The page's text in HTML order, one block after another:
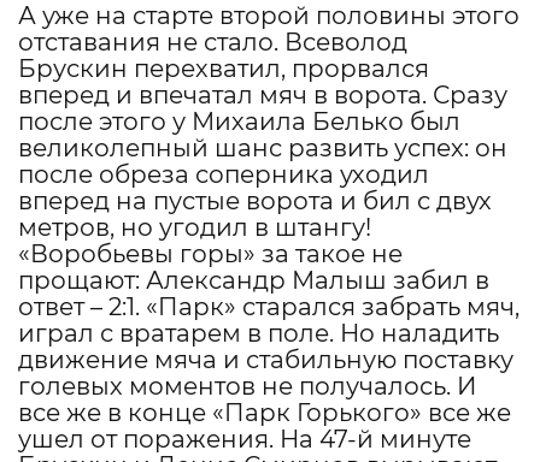
А уже на старте второй половины этого
отставания не стало. Всеволод
Брускин перехватил, прорвался
вперед и впечатал мяч в ворота. Сразу
после этого у Михаила Белько был
великолепный шанс развить успех: он
после обреза соперника уходил
вперед на пустые ворота и бил с двух
метров, но угодил в штангу!
«Воробьевы горы» за такое не
прощают: Александр Малыш забил в
ответ – 2:1. «Парк» старался забрать мяч,
играл с вратарем в поле. Но наладить
движение мяча и стабильную поставку
голевых моментов не получалось. И
все же в конце «Парк Горького» все же
ушел от поражения. На 47-й минуте